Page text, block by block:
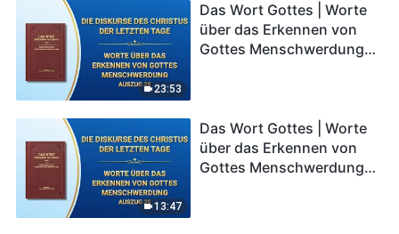
23:53
Das Wort Gottes | Worte
über das Erkennen von
Gottes Menschwerdung
13:47
Das Wort Gottes | Worte
über das Erkennen von
Gottes Menschwerdung